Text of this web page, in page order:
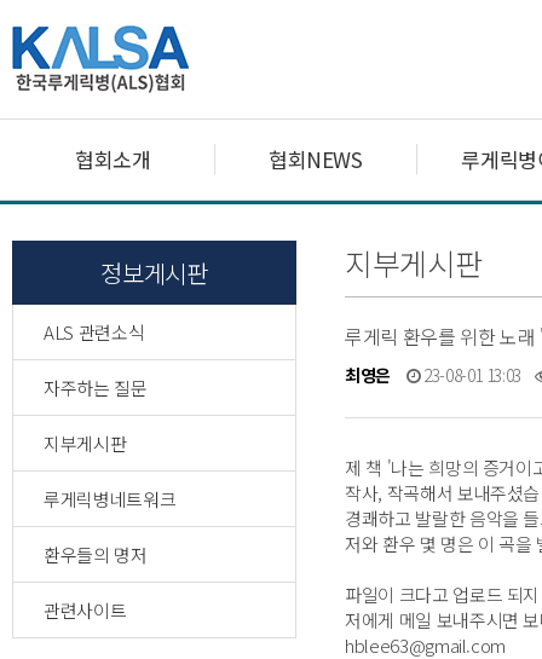
협회소개 협회NEWS 루게릭
정보게시판
ALS 관련소식
자주하는 질문
지부게시판
루게릭병네트워크
환우들의 명저
관련사이트
지부게시판
루게릭 환우를 위한 노
최영은 23-08-01 13:03
제 책 '나는 희망의 증거이
작사, 작곡해서 보내주셨
경쾌하고 발랄한 음악을
저와 환우 몇 명은 이 곡을
파일이 크다고 업로드 되
저에게 메일 보내주시면
hblee63@gmail.com